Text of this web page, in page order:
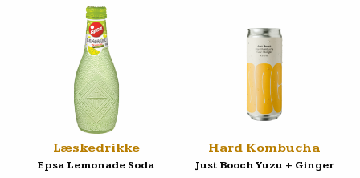
Læskedrikke
Epsa Lemonade Soda
Hard Kombucha
Just Booch Yuzu + Ginger